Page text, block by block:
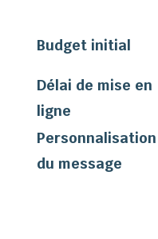
Budget initial
Délai de mise en
ligne
Personnalisation
du message